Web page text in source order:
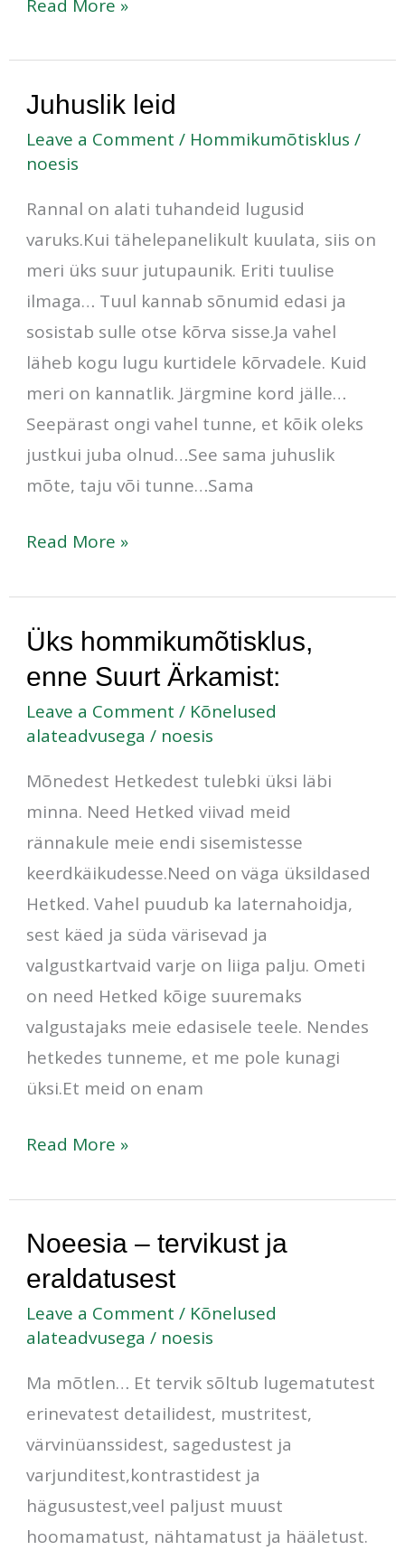
Read More »
Juhuslik leid
Leave a Comment / Hommikumõtisklus /
noesis
Rannal on alati tuhandeid lugusid
varuks.Kui tähelepanelikult kuulata, siis on
meri üks suur jutupaunik. Eriti tuulise
ilmaga… Tuul kannab sõnumid edasi ja
sosistab sulle otse kõrva sisse.Ja vahel
läheb kogu lugu kurtidele kõrvadele. Kuid
meri on kannatlik. Järgmine kord jälle…
Seepärast ongi vahel tunne, et kõik oleks
justkui juba olnud…See sama juhuslik
mõte, taju või tunne…Sama
Juhuslik
leid
Read More »
Üks hommikumõtisklus,
enne Suurt Ärkamist:
Leave a Comment / Kõnelused
alateadvusega / noesis
Mõnedest Hetkedest tulebki üksi läbi
minna. Need Hetked viivad meid
rännakule meie endi sisemistesse
keerdkäikudesse.Need on väga üksildased
Hetked. Vahel puudub ka laternahoidja,
sest käed ja süda värisevad ja
valgustkartvaid varje on liiga palju. Ometi
on need Hetked kõige suuremaks
valgustajaks meie edasisele teele. Nendes
hetkedes tunneme, et me pole kunagi
üksi.Et meid on enam
Üks
hommikumõtisklus,
Suurt
Read More »
Noeesia – tervikust ja
eraldatusest
Leave a Comment / Kõnelused
alateadvusega / noesis
Ma mõtlen… Et tervik sõltub lugematutest
erinevatest detailidest, mustritest,
värvinüanssidest, sagedustest ja
varjunditest,kontrastidest ja
hägusustest,veel paljust muust
hoomamatust, nähtamatust ja hääletust.
Noeesia
–
tervikust
ja